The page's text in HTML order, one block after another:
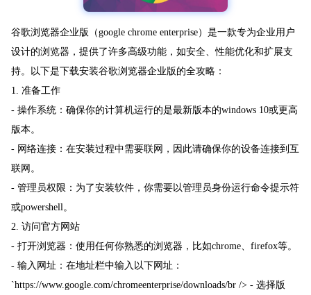
谷歌浏览器企业版（google chrome enterprise）是一款专为企业用户
设计的浏览器，提供了许多高级功能，如安全、性能优化和扩展支
持。以下是下载安装谷歌浏览器企业版的全攻略：
1. 准备工作
- 操作系统：确保你的计算机运行的是最新版本的windows 10或更高
版本。
- 网络连接：在安装过程中需要联网，因此请确保你的设备连接到互
联网。
- 管理员权限：为了安装软件，你需要以管理员身份运行命令提示符
或powershell。
2. 访问官方网站
- 打开浏览器：使用任何你熟悉的浏览器，比如chrome、firefox等。
- 输入网址：在地址栏中输入以下网址：
`https://www.google.com/chromeenterprise/downloads/br /> - 选择版